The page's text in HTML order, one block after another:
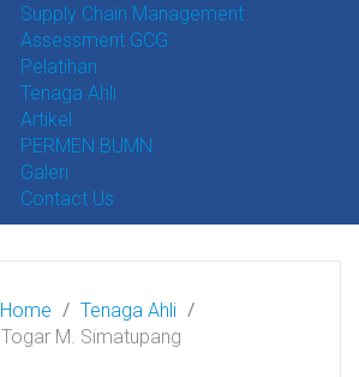
Supply Chain Management
Assessment GCG
Pelatihan
Tenaga Ahli
Artikel
PERMEN BUMN
Galeri
Contact Us
Home
Tenaga Ahli
Togar M. Simatupang